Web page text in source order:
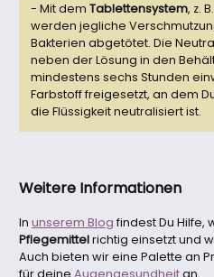
- Mit dem Tablettensystem, z.
werden jegliche
Bakterien abgetötet. Die
neben der Lösung in den
mindestens sechs Stunden
Farbstoff freigesetzt, an dem
die Flüssigkeit neutralisiert ist.
Weitere Informationen
In unserem Blog findest Du Hilfe,
Pflegemittelrichtig einsetzt und
Auch bieten wir eine Palette an
für deine Augengesundheitan.